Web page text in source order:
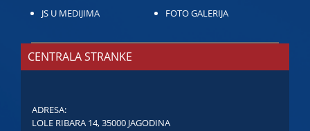
JS U MEDIJIMA
FOTO GALERIJA
CENTRALA STRANKE
ADRESA:
LOLE RIBARA 14, 35000 JAGODINA